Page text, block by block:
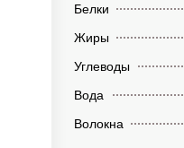
Белки
Жиры
Углеводы
Вода
Волокна